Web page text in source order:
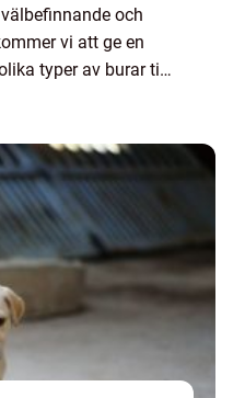
och
vi att ge en
typer av burar till